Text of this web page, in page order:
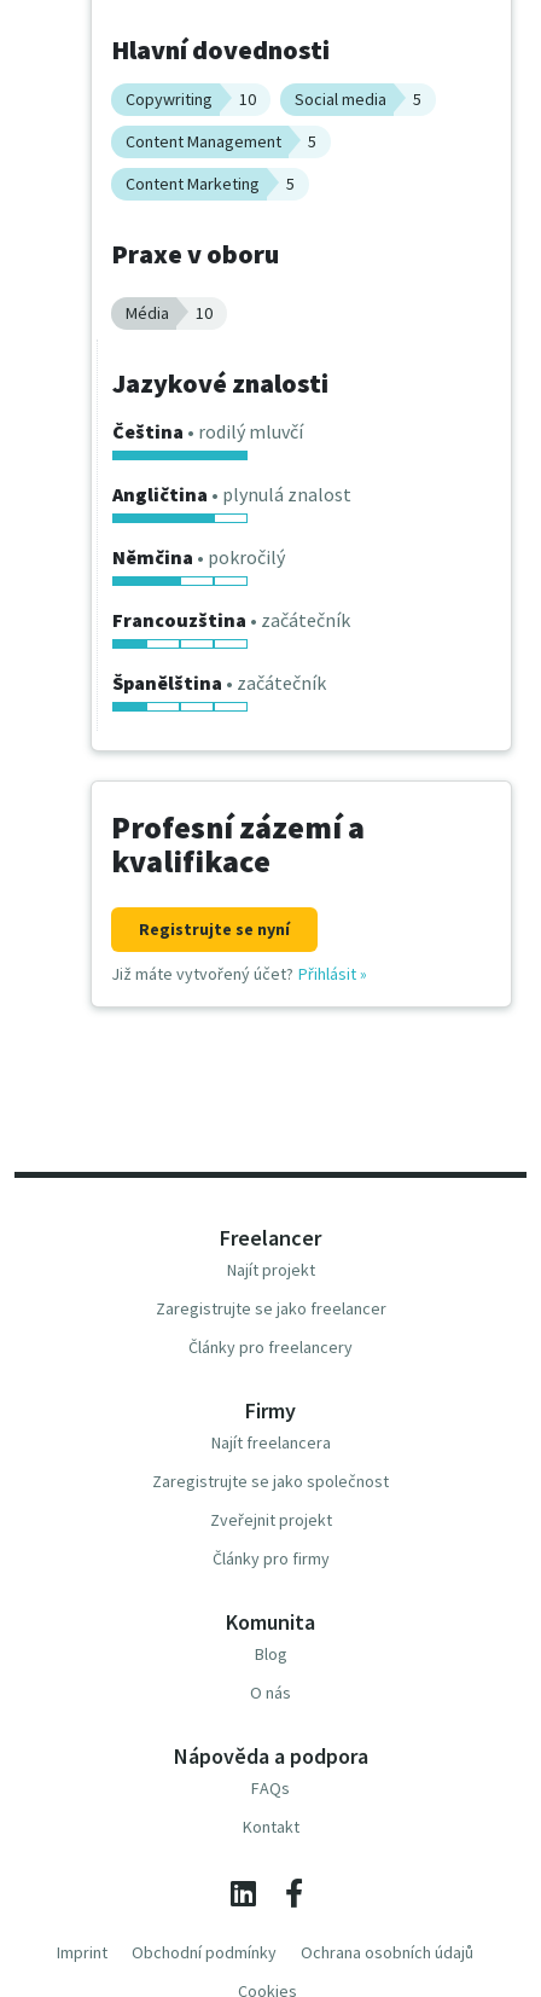
Hlavní dovednosti
Copywriting 10 Social media
5
Content Management
5
Content Marketing
5
Praxe v oboru
Média 10
Jazykové znalosti
Čeština • rodilý mluvčí
Angličtina • plynulá znalost
Němčina • pokročilý
Francouzština • začátečník
Španělština • začátečník
Profesní zázemí a
kvalifikace
Registrujte se nyní
Již máte vytvořený účet? Přihlásit»
Freelancer
Najít projekt
Zaregistrujte se jako freelancer
Články pro freelancery
Firmy
Najít freelancera
Zaregistrujte se jako společnost
Zveřejnit projekt
Články pro firmy
Komunita
Blog
O nás
Nápověda a podpora
FAQs
Kontakt
Imprint Obchodní podmínky
Ochrana osobních údajů
Cookies